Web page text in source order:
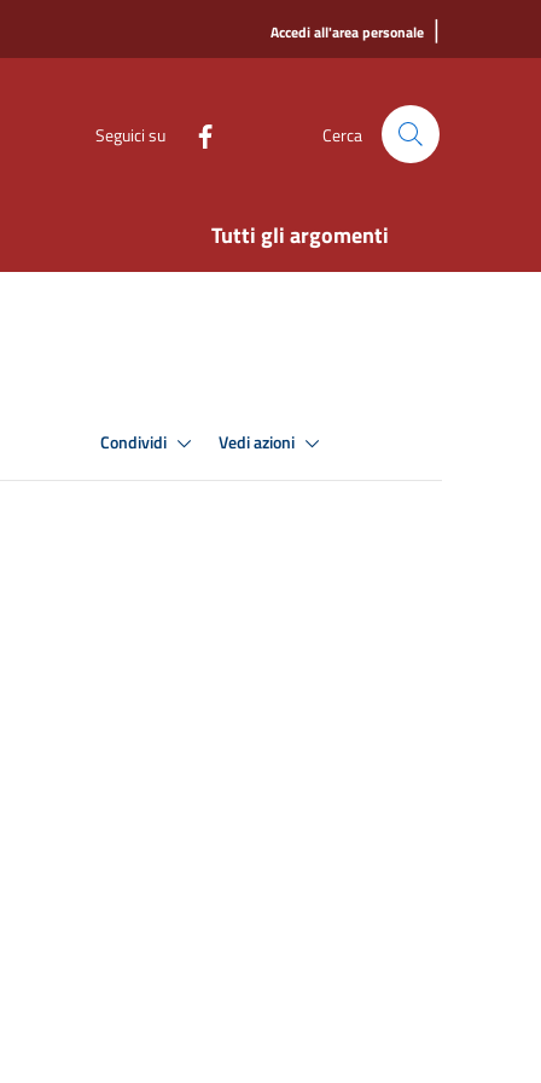
Accedi all'area personale |
Seguici su Cerca
Tutti gli argomenti
Condividi Vedi azioni